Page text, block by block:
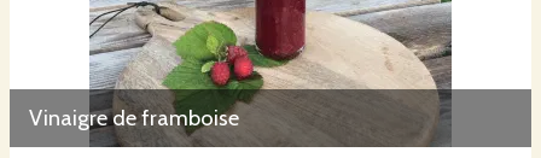
Vinaigre de framboise